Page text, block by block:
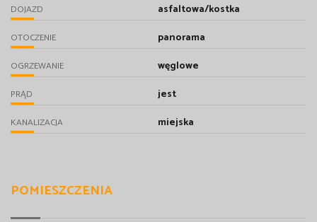
DOJAZD asfaltowa/kostka
OTOCZENIE panorama
OGRZEWANIE węglowe
PRĄD jest
KANALIZACJA miejska
POMIESZCZENIA